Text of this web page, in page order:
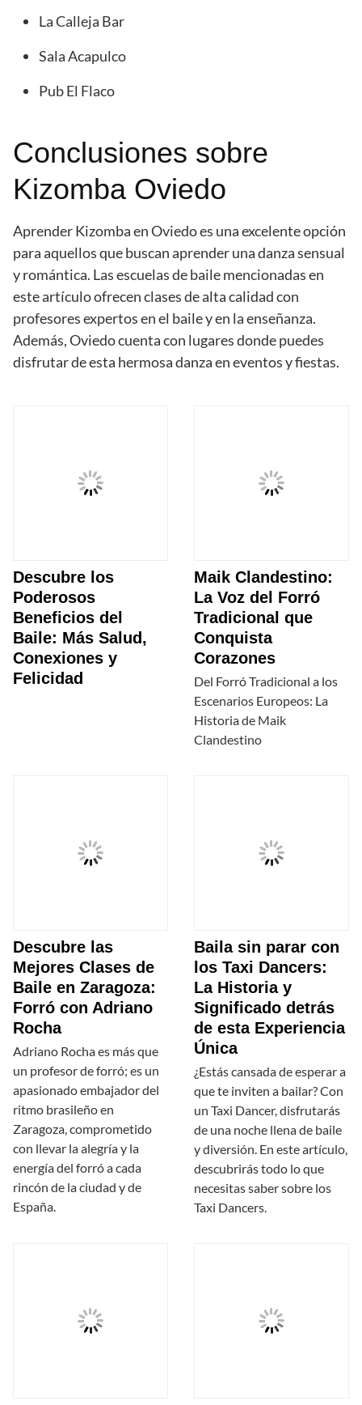
La Calleja Bar
Sala Acapulco
Pub El Flaco
Conclusiones sobre
Kizomba Oviedo
Aprender Kizomba en Oviedo es una excelente opción
para aquellos que buscan aprender una danza sensual
y romántica. Las escuelas de baile mencionadas en
este artículo ofrecen clases de alta calidad con
profesores expertos en el baile y en la enseñanza.
Además, Oviedo cuenta con lugares donde puedes
disfrutar de esta hermosa danza en eventos y fiestas.
Descubre los
Poderosos
Beneficios del
Baile: Más Salud,
Conexiones y
Felicidad
Maik Clandestino:
La Voz del Forró
Tradicional que
Conquista
Corazones
Del Forró Tradicional a los
Escenarios Europeos: La
Historia de Maik
Clandestino
Descubre las
Mejores Clases de
Baile en Zaragoza:
Forró con Adriano
Rocha
Adriano Rocha es más que
un profesor de forró; es un
apasionado embajador del
ritmo brasileño en
Zaragoza, comprometido
con llevar la alegría y la
energía del forró a cada
rincón de la ciudad y de
España.
Baila sin parar con
los Taxi Dancers:
La Historia y
Significado detrás
de esta Experiencia
Única
¿Estás cansada de esperar a
que te inviten a bailar? Con
un Taxi Dancer, disfrutarás
de una noche llena de baile
y diversión. En este artículo,
descubrirás todo lo que
necesitas saber sobre los
Taxi Dancers.